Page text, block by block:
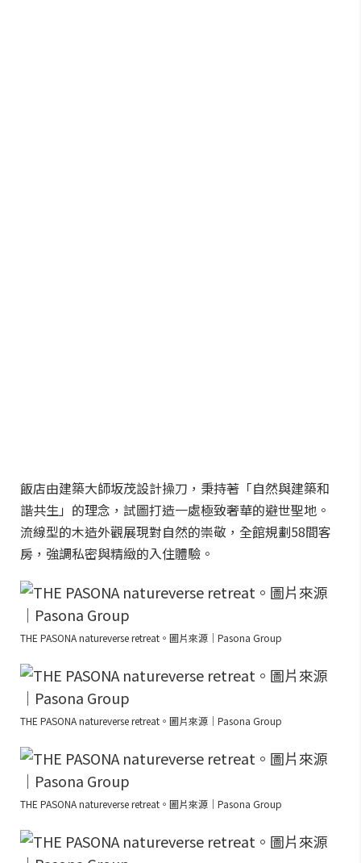
飯店由建築大師坂茂設計操刀，秉持著「自然與建築和
諧共生」的理念，試圖打造一處極致奢華的避世聖地。
流線型的木造外觀展現對自然的崇敬，全館規劃58間客
房，強調私密與精緻的入住體驗。
THE PASONA natureverse retreat。圖片來源｜Pasona Group
THE PASONA natureverse retreat。圖片來源｜Pasona Group
THE PASONA natureverse retreat。圖片來源｜Pasona Group